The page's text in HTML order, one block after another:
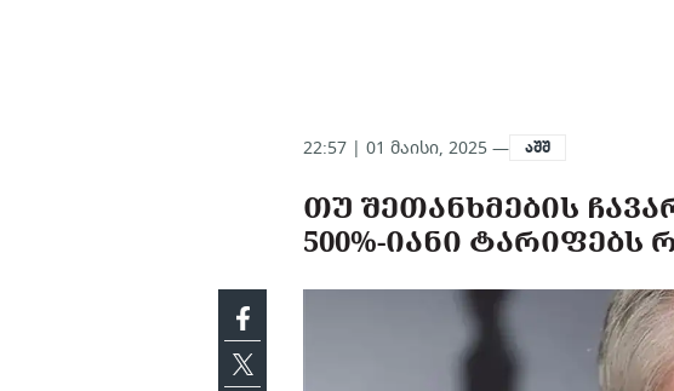
22:57 | 01 მაისი, 2025 — აშშ
ᲗᲣ ᲨᲔᲗᲐᲜᲮᲛᲔᲑᲘᲡ
500%-ᲘᲐᲜᲘ